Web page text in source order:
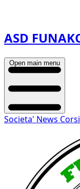
ASD
Open main menu
Societa' News Corsi